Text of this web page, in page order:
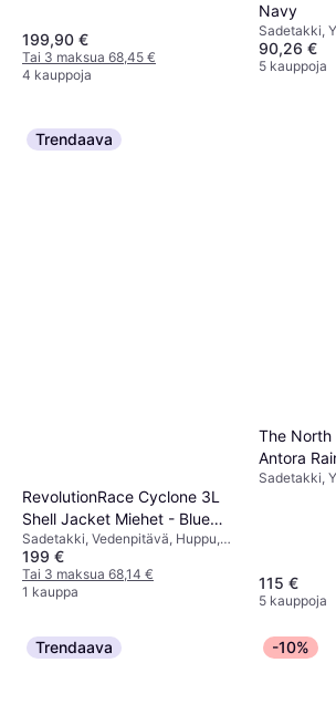
199,90 €
Tai 3 maksua 68,45 €
4 kauppoja
Navy
Sadetakki,
Huppu,
90,26 €
5 kauppoja
Trendaava
RevolutionRace Cyclone 3L
Shell Jacket Miehet - Blue
Opal/Imperial Blue
Sadetakki, Vedenpitävä, Huppu,
Tuulenpitävä
199 €
Tai 3 maksua 68,14 €
1 kauppa
The North
Antora
Black
Sadetakki,
115 €
5 kauppoja
Trendaava -10%